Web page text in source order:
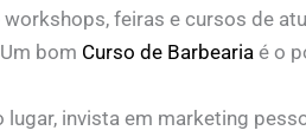
feiras e cursos de
bom Curso de Barbeariaé o
lugar, invista em marketing